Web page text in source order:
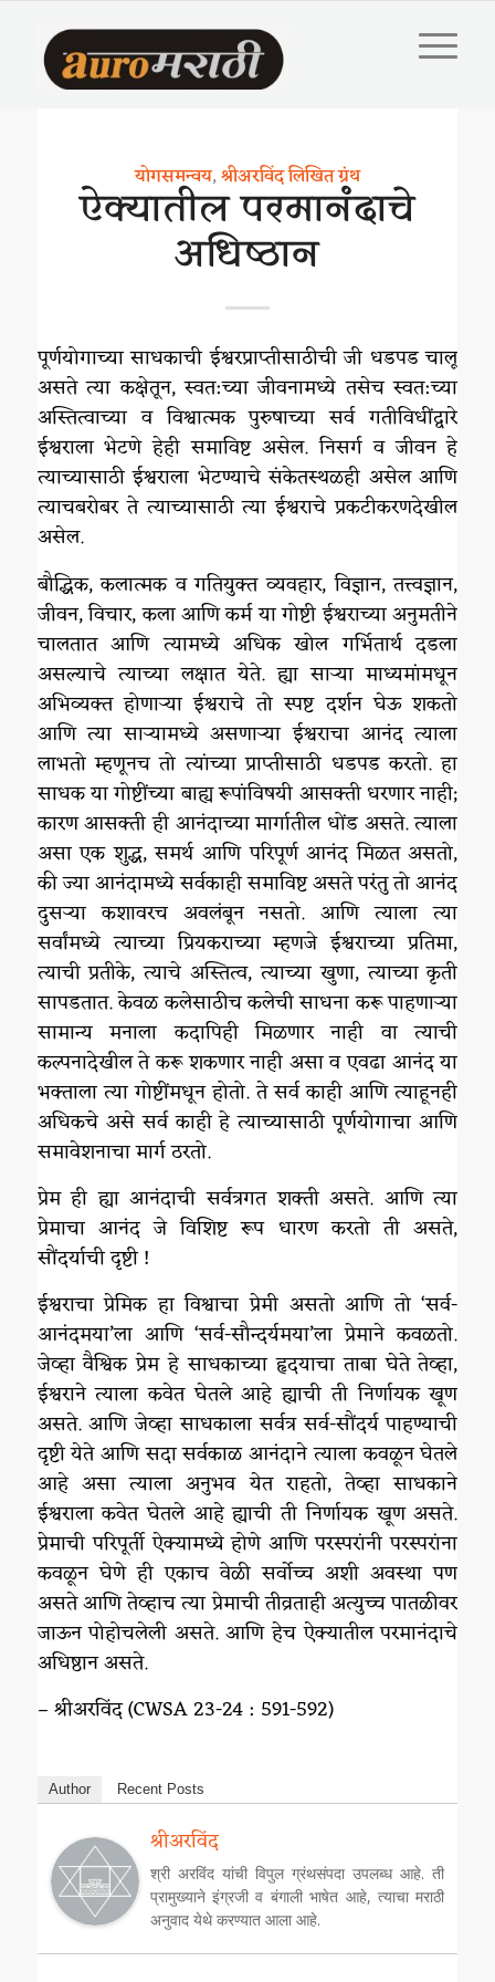
योगसमन्वय,श्रीअरविंद लिखित ग्रंथ
ऐक्यातील परमानंदाचे
अधिष्ठान
पूर्णयोगाच्या साधकाची ईश्वरप्राप्तीसाठीची जी धडपड चालू
असते त्या कक्षेतून, स्वत:च्या जीवनामध्ये तसेच स्वत:च्या
अस्तित्वाच्या व विश्वात्मक पुरुषाच्या सर्व गतीविधींद्वारे
ईश्वराला भेटणे हेही समाविष्ट असेल. निसर्ग व जीवन हे
त्याच्यासाठी ईश्वराला भेटण्याचे संकेतस्थळही असेल आणि
त्याचबरोबर ते त्याच्यासाठी त्या ईश्वराचे प्रकटीकरणदेखील
असेल.
बौद्धिक, कलात्मक व गतियुक्त व्यवहार, विज्ञान, तत्त्वज्ञान,
जीवन, विचार, कला आणि कर्म या गोष्टी ईश्वराच्या अनुमतीने
चालतात आणि त्यामध्ये अधिक खोल गर्भितार्थ दडला
असल्याचे त्याच्या लक्षात येते. ह्या साऱ्या माध्यमांमधून
अभिव्यक्त होणाऱ्या ईश्वराचे तो स्पष्ट दर्शन घेऊ शकतो
आणि त्या साऱ्यामध्ये असणाऱ्या ईश्वराचा आनंद त्याला
लाभतो म्हणूनच तो त्यांच्या प्राप्तीसाठी धडपड करतो. हा
साधक या गोष्टींच्या बाह्य रूपांविषयी आसक्ती धरणार नाही;
कारण आसक्ती ही आनंदाच्या मार्गातील धोंड असते. त्याला
असा एक शुद्ध, समर्थ आणि परिपूर्ण आनंद मिळत असतो,
की ज्या आनंदामध्ये सर्वकाही समाविष्ट असते परंतु तो आनंद
दुसऱ्या कशावरच अवलंबून नसतो. आणि त्याला त्या
सर्वांमध्ये त्याच्या प्रियकराच्या म्हणजे ईश्वराच्या प्रतिमा,
त्याची प्रतीके, त्याचे अस्तित्व, त्याच्या खुणा, त्याच्या कृती
सापडतात. केवळ कलेसाठीच कलेची साधना करू पाहणाऱ्या
सामान्य मनाला कदापिही मिळणार नाही वा त्याची
कल्पनादेखील ते करू शकणार नाही असा व एवढा आनंद या
भक्ताला त्या गोष्टींमधून होतो. ते सर्व काही आणि त्याहूनही
अधिकचे असे सर्व काही हे त्याच्यासाठी पूर्णयोगाचा आणि
समावेशनाचा मार्ग ठरतो.
प्रेम ही ह्या आनंदाची सर्वत्रगत शक्ती असते. आणि त्या
प्रेमाचा आनंद जे विशिष्ट रूप धारण करतो ती असते,
सौंदर्याची दृष्टी !
ईश्वराचा प्रेमिक हा विश्वाचा प्रेमी असतो आणि तो ‘सर्व-
आनंदमया’ला आणि ‘सर्व-सौन्दर्यमया’ला प्रेमाने कवळतो.
जेव्हा वैश्विक प्रेम हे साधकाच्या हृदयाचा ताबा घेते तेव्हा,
ईश्वराने त्याला कवेत घेतले आहे ह्याची ती निर्णायक खूण
असते. आणि जेव्हा साधकाला सर्वत्र सर्व-सौंदर्य पाहण्याची
दृष्टी येते आणि सदा सर्वकाळ आनंदाने त्याला कवळून घेतले
आहे असा त्याला अनुभव येत राहतो, तेव्हा साधकाने
ईश्वराला कवेत घेतले आहे ह्याची ती निर्णायक खूण असते.
प्रेमाची परिपूर्ती ऐक्यामध्ये होणे आणि परस्परांनी परस्परांना
कवळून घेणे ही एकाच वेळी सर्वोच्च अशी अवस्था पण
असते आणि तेव्हाच त्या प्रेमाची तीव्रताही अत्युच्च पातळीवर
जाऊन पोहोचलेली असते. आणि हेच ऐक्यातील परमानंदाचे
अधिष्ठान असते.
– श्रीअरविंद (CWSA 23-24 : 591-592)
Author Recent Posts
श्रीअरविंद
श्री अरविंद यांची विपुल ग्रंथसंपदा उपलब्ध आहे. ती
प्रामुख्याने इंग्रजी व बंगाली भाषेत आहे, त्याचा मराठी
अनुवाद येथे करण्यात आला आहे.